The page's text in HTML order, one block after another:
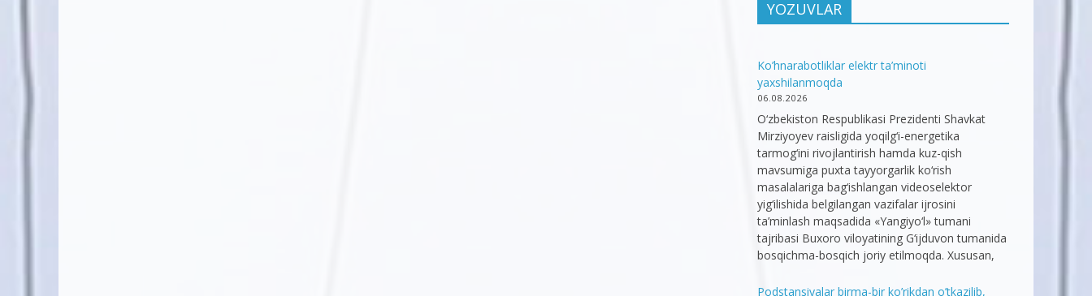
YOZUVLAR
Ko’hnarabotliklar elektr ta’minoti
yaxshilanmoqda
06.08.2026
O‘zbekiston Respublikasi Prezidenti Shavkat
Mirziyoyev raisligida yoqilg‘i-energetika
tarmog‘ini rivojlantirish hamda kuz-qish
mavsumiga puxta tayyorgarlik ko‘rish
masalalariga bag‘ishlangan videoselektor
yig‘ilishida belgilangan vazifalar ijrosini
ta’minlash maqsadida «Yangiyo‘l» tumani
tajribasi Buxoro viloyatining G‘ijduvon tumanida
bosqichma-bosqich joriy etilmoqda. Xususan,
Podstansiyalar birma-bir ko’rikdan o’tkazilib,